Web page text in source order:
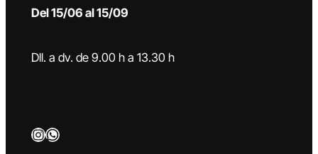
Del 15/06 al 15/09
Dll. a dv. de 9.00 h a 13.30 h
InstagramWhatsApp